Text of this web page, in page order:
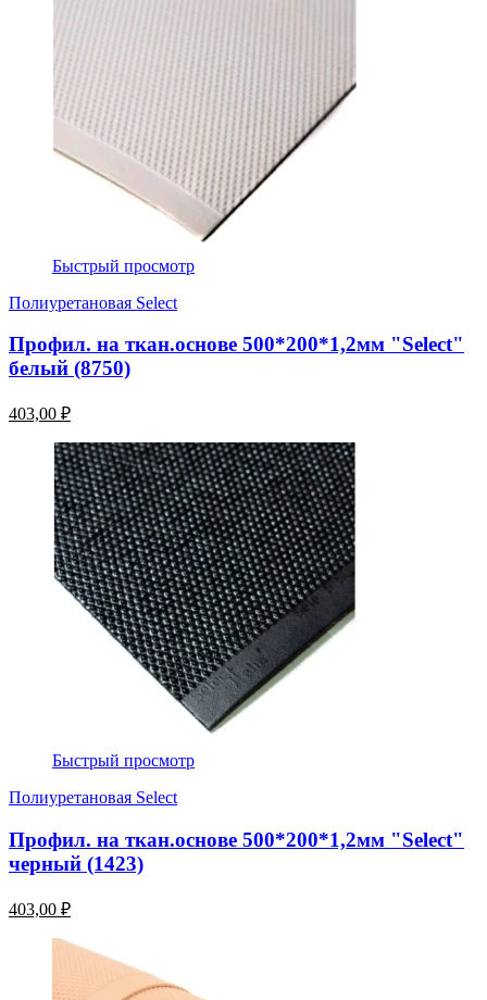
Быстрый просмотр
Полиуретановая Select
Профил. на ткан.основе 500*200*1,2мм "Select"
белый (8750)
403,00 ₽
Быстрый просмотр
Полиуретановая Select
Профил. на ткан.основе 500*200*1,2мм "Select"
черный (1423)
403,00 ₽